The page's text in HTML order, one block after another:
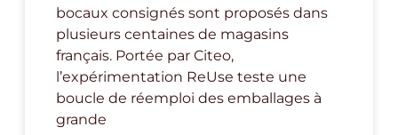
bocaux consignés sont proposés dans
plusieurs centaines de magasins
français. Portée par Citeo,
l’expérimentation ReUse teste une
boucle de réemploi des emballages à
grande